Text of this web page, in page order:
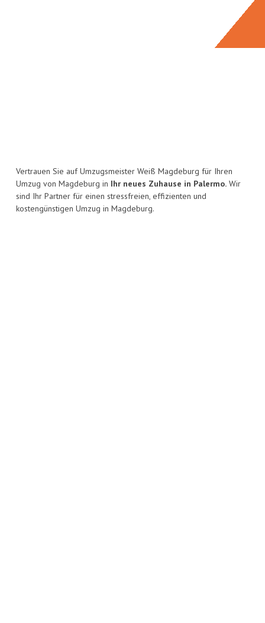
Vertrauen Sie auf Umzugsmeister Weiß Magdeburg für Ihren
Umzug von Magdeburg in Ihr neues Zuhause in Palermo. Wir
sind Ihr Partner für einen stressfreien, effizienten und
kostengünstigen Umzug in Magdeburg.